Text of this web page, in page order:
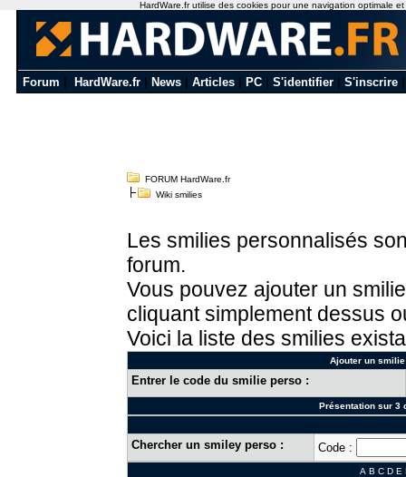
Forum HardWare.fr News Articles PC S'identifier S'inscrire
FORUM HardWare.fr
Wiki smilies
Les smilies personnalisés
forum.
Vous pouvez ajouter un
cliquant simplement dessus
Voici la liste des smilies
Ajouter un
Entrer le code du smilie perso :
Présentation sur 3
Chercher un smiley perso : Code :
A B C D E
HardWare.fr utilise des cookies pour une navigation optimale